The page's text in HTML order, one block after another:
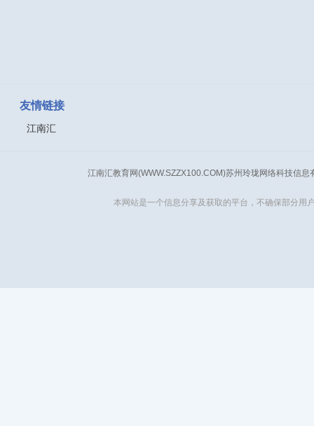
友情链接
江南汇
江南汇教育网(WWW.SZZX100.COM)苏州玲珑网络科技信
本网站是一个信息分享及获取的平台，不确保部分用